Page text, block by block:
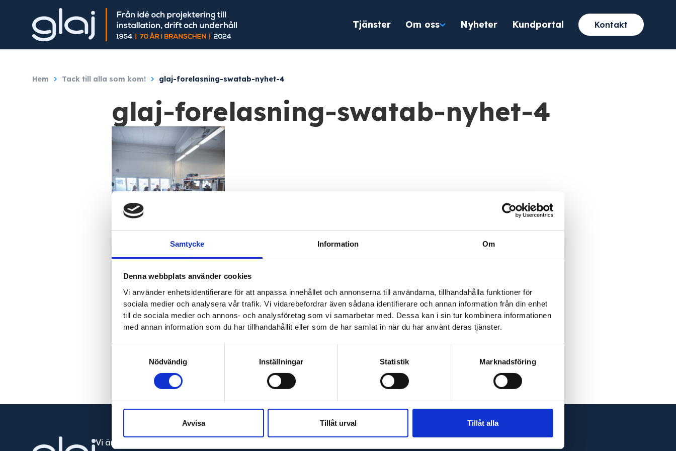
Samtycke Information Om
Denna webbplats använder cookies
Vi använder enhetsidentifierare för att anpassa innehållet och annonserna till användarna, tillhandahålla funktioner för
sociala medier och analysera vår trafik. Vi vidarebefordrar även sådana identifierare och annan information från din enhet
till de sociala medier och annons- och analysföretag som vi samarbetar med. Dessa kan i sin tur kombinera informationen
med annan information som du har tillhandahållit eller som de har samlat in när du har använt deras tjänster.
Nödvändig
Inställningar Statistik Marknadsföring
Avvisa Tillåt urval Tillåt alla
Tjänster Om oss Nyheter Kundportal Kontakt
Hem Tack till alla som kom! glaj-forelasning-swatab-nyhet-4
glaj-forelasning-swatab-nyhet-4
Linn Engelmark
Vi är din fullservicepartner som levererar produkter till hela Sverige och utför